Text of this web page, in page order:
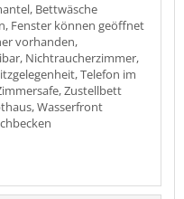
Bettwäsche
Fenster können geöffnet
vorhanden,
Nichtraucherzimmer,
Telefon im
Zustellbett
Wasserfront